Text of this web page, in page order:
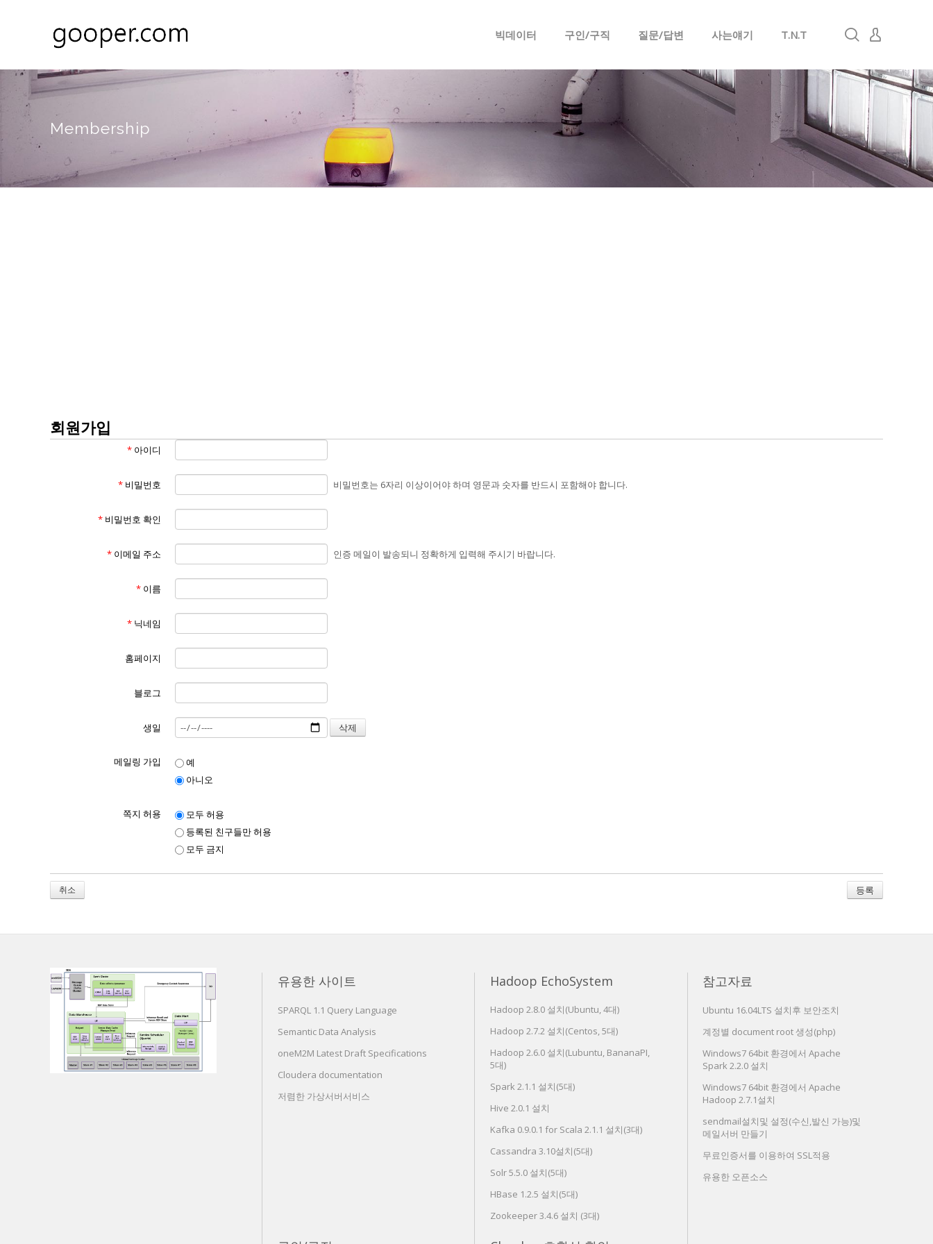
로그인
빅데이터 구인/구직 질문/답변 사는얘기 T.N.T
Membership
회원가입
* 아이디
* 비밀번호 비밀번호는 6자리 이상이어야 하며 영문과 숫자를 반드시 포함해야 합니다.
* 비밀번호 확인
* 이메일 주소 인증 메일이 발송되니 정확하게 입력해 주시기 바랍니다.
* 이름
* 닉네임
홈페이지
블로그
생일
메일링 가입
예
아니오
쪽지 허용
모두 허용
등록된 친구들만 허용
모두 금지
취소
유용한 사이트
SPARQL 1.1 Query Language
Semantic Data Analysis
oneM2M Latest Draft Specifications
Cloudera documentation
저렴한 가상서버서비스
Hadoop EchoSystem
Hadoop 2.8.0 설치(Ubuntu, 4대)
Hadoop 2.7.2 설치(Centos, 5대)
Hadoop 2.6.0 설치(Lubuntu, BananaPI,
5대)
Spark 2.1.1 설치(5대)
Hive 2.0.1 설치
Kafka 0.9.0.1 for Scala 2.1.1 설치(3대)
Cassandra 3.10설치(5대)
Solr 5.5.0 설치(5대)
HBase 1.2.5 설치(5대)
Zookeeper 3.4.6 설치 (3대)
참고자료
Ubuntu 16.04LTS 설치후 보안조치
계정별 document root 생성(php)
Windows7 64bit 환경에서 Apache
Spark 2.2.0 설치
Windows7 64bit 환경에서 Apache
Hadoop 2.7.1설치
sendmail설치및 설정(수신,발신 가능)및
메일서버 만들기
무료인증서를 이용하여 SSL적용
유용한 오픈소스